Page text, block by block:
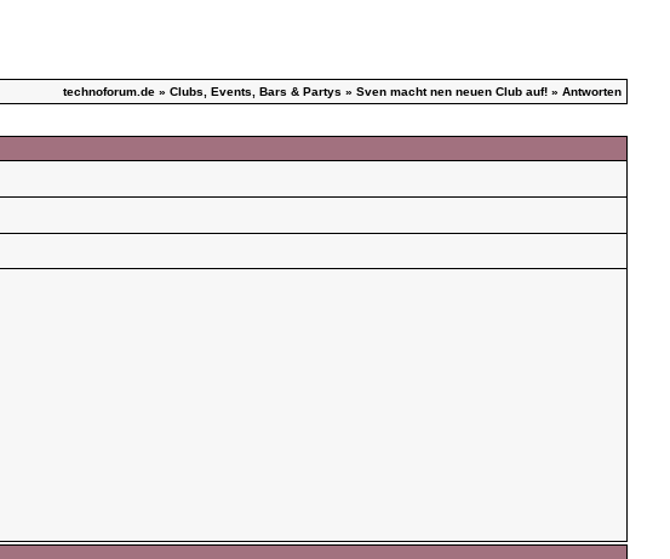
technoforum.de » Clubs, Events, Bars & Partys » Sven macht nen neuen Club auf! » Antworten